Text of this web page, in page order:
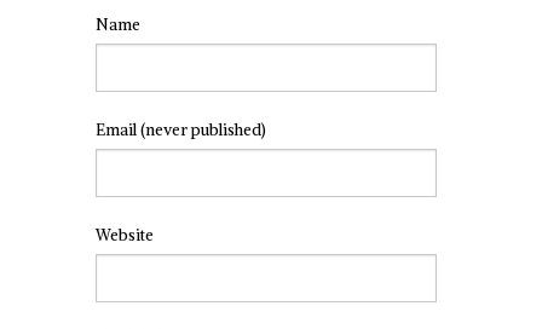
Name
Email(never published)
Website